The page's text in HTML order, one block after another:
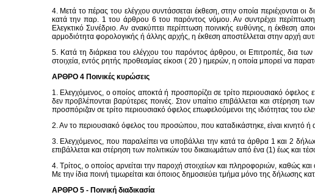
4. Μετά το πέρας του ελέγχου συντάσσεται έκθεση, στην οποία περιέχονται
κατά την παρ. 1 του άρθρου 6 του παρόντος νόμου. Αν συντρέχει
Ελεγκτικό Συνέδριο. Αν ανακύπτει περίπτωση ποινικής ευθύνης, η έκθεση
αρμοδιότητα φορολογικής ή άλλης αρχής, η έκθεση αποστέλλεται στην αρχή
5. Κατά τη διάρκεια του ελέγχου του παρόντος άρθρου, οι Επιτροπές, δια
στοιχεία, εντός ρητής προθεσμίας είκοσι ( 20 ) ημερών, η οποία μπορεί να
ΑΡΘΡΟ 4 Ποινικές κυρώσεις
1. Ελεγχόμενος, ο οποίος αποκτά ή προσπορίζει σε τρίτο περιουσιακό όφελος
δεν προβλέπονται βαρύτερες ποινές. Στον υπαίτιο επιβάλλεται και στέρηση
προσπόριζαν σε τρίτο περιουσιακό όφελος επωφελούμενοι της ιδιότητας του
2. Αν το περιουσιακό όφελος του προσώπου, που καταδικάστηκε, είναι κινητό
3. Ελεγχόμενος, που παραλείπει να υποβάλλει την κατά τα άρθρα 1 και 2
επιβάλλεται και στέρηση των πολιτικών του δικαιωμάτων από ένα (1) έως και
4. Τρίτος, ο οποίος αρνείται την παροχή στοιχείων και πληροφοριών, καθώς
Με την ίδια ποινή τιμωρείται και όποιος δημοσιεύει τμήμα μόνο της
ΑΡΘΡΟ 5 - Ποινική διαδικασία